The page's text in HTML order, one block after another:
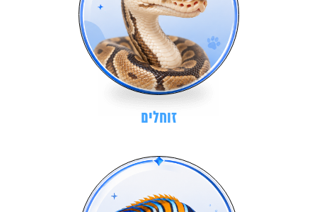
זוחלים